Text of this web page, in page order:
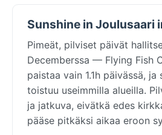
Sunshine in Joulusaari
Pimeät, pilviset päivät
Decemberssa — Flying Fish
paistaa vain 1.1h päivässä, ja
toistuu useimmilla alueilla.
ja jatkuva, eivätkä edes
pääse pitkäksi aikaa eroon